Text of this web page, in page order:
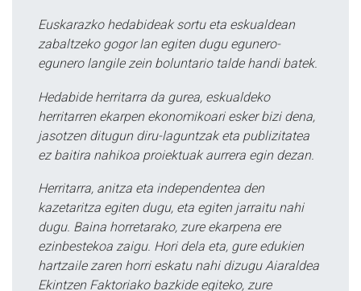
Euskarazko hedabideak sortu eta eskualdean
zabaltzeko gogor lan egiten dugu egunero-
egunero langile zein boluntario talde handi batek.
Hedabide herritarra da gurea, eskualdeko
herritarren ekarpen ekonomikoari esker bizi dena,
jasotzen ditugun diru-laguntzak eta publizitatea
ez baitira nahikoa proiektuak aurrera egin dezan.
Herritarra, anitza eta independentea den
kazetaritza egiten dugu, eta egiten jarraitu nahi
dugu. Baina horretarako, zure ekarpena ere
ezinbestekoa zaigu. Hori dela eta, gure edukien
hartzaile zaren horri eskatu nahi dizugu Aiaraldea
Ekintzen Faktoriako bazkide egiteko, zure